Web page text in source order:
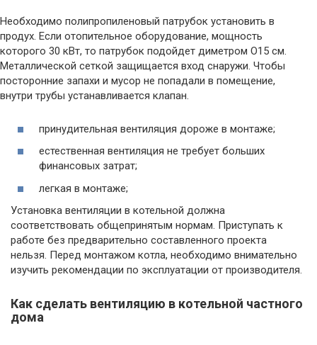
Необходимо полипропиленовый патрубок установить в
продух. Если отопительное оборудование, мощность
которого 30 кВт, то патрубок подойдет диметром O15 см.
Металлической сеткой защищается вход снаружи. Чтобы
посторонние запахи и мусор не попадали в помещение,
внутри трубы устанавливается клапан.
принудительная вентиляция дороже в монтаже;
естественная вентиляция не требует больших
финансовых затрат;
легкая в монтаже;
Установка вентиляции в котельной должна
соответствовать общепринятым нормам. Приступать к
работе без предварительно составленного проекта
нельзя. Перед монтажом котла, необходимо внимательно
изучить рекомендации по эксплуатации от производителя.
Как сделать вентиляцию в котельной частного
дома